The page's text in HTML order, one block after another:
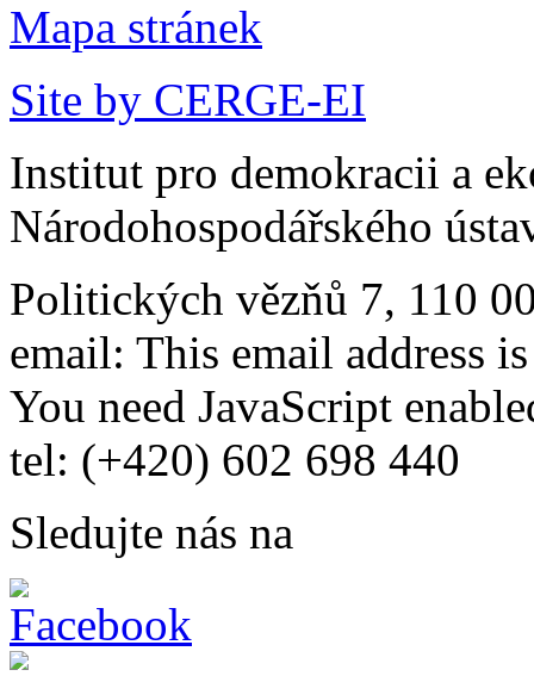
Mapa stránek
Site by CERGE-EI
Institut pro demokracii a
Národohospodářského
Politických vězňů 7, 110
email: This email address
You need JavaScript
tel: (+420) 602 698 440
Sledujte nás na